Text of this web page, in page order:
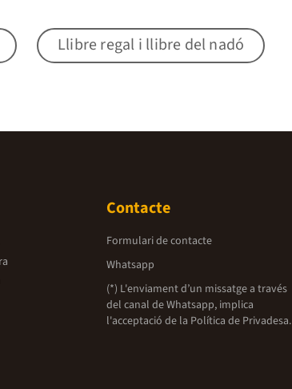
Llibre regal i llibre del nadó
Contacte
Formulari de contacte
Whatsapp
(*) L'enviament d’un missatge a través
del canal de Whatsapp, implica
l'acceptació de la Política de Privadesa.